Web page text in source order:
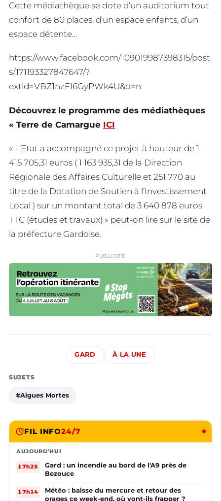
Cette médiathèque se dote d’un auditorium tout
confort de 80 places, d’un espace enfants, d’un
espace détente…
https://www.facebook.com/109019987398315/post
s/171193327847647/?
extid=VBZ1nzFI6GyPWk4U&d=n
Découvrez le programme des médiathèques
« Terre de Camargue ICI
« L’Etat a accompagné ce projet à hauteur de 1
415 705,31 euros ( 1 163 935,31 de la Direction
Régionale des Affaires Culturelle et 251 770 au
titre de la Dotation de Soutien à l’Investissement
Local ) sur un montant total de 3 640 878 euros
TTC (études et travaux) » peut-on lire sur le site de
la préfecture Gardoise.
PUBLICITÉ
GARD À LA UNE
SUJETS
#Aigues Mortes
FIL INFO24/7
AUJOURD'HUI
17h25
Gard : un incendie au bord de l'A9 près de
Bezouce
17h14
Météo : baisse du mercure et retour des
orages ce week-end, où vont-ils frapper ?